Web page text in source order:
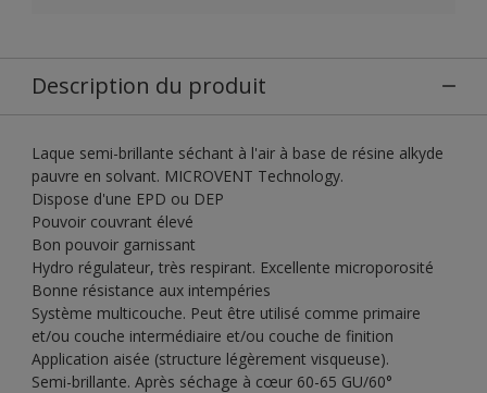
Description du produit
Laque semi-brillante séchant à l'air à base de résine alkyde
pauvre en solvant. MICROVENT Technology.
Dispose d'une EPD ou DEP
Pouvoir couvrant élevé
Bon pouvoir garnissant
Hydro régulateur, très respirant. Excellente microporosité
Bonne résistance aux intempéries
Système multicouche. Peut être utilisé comme primaire
et/ou couche intermédiaire et/ou couche de finition
Application aisée (structure légèrement visqueuse).
Semi-brillante. Après séchage à cœur 60-65 GU/60°